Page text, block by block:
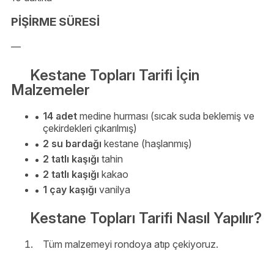
PİŞİRME SÜRESİ
—
Kestane Topları Tarifi İçin
Malzemeler
14 adet medine hurması (sıcak suda beklemiş ve
çekirdekleri çıkarılmış)
2 su bardağı kestane (haşlanmış)
2 tatlı kaşığı tahin
2 tatlı kaşığı kakao
1 çay kaşığı vanilya
Kestane Topları Tarifi Nasıl Yapılır?
Tüm malzemeyi rondoya atıp çekiyoruz.